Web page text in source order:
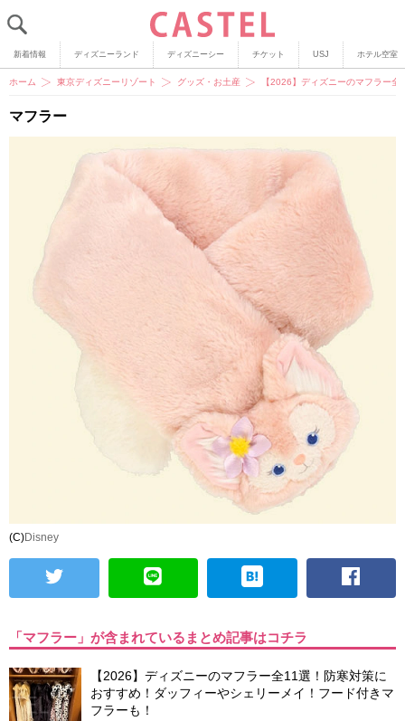
新着情報 ディズニーランド ディズニーシー チケット USJ ホテル空室
ホーム 東京ディズニーリゾート グッズ・お土産 【2026】ディズニーのマフラー
マフラー
(C)Disney
「マフラー」が含まれているまとめ記事はコチラ
【2026】ディズニーのマフラー全11選！防寒対策に
おすすめ！ダッフィーやシェリーメイ！フード付きマ
フラーも！